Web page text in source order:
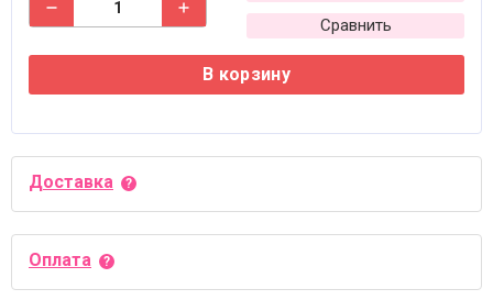
Сравнить
В корзину
Доставка
Оплата